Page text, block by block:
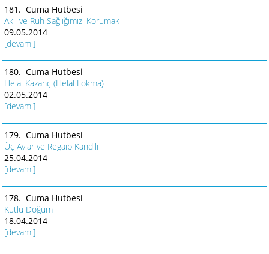
181. Cuma Hutbesi
Akıl ve Ruh Sağlığımızı Korumak
09.05.2014
[devamı]
180. Cuma Hutbesi
Helal Kazanç (Helal Lokma)
02.05.2014
[devamı]
179. Cuma Hutbesi
Üç Aylar ve Regaib Kandili
25.04.2014
[devamı]
178. Cuma Hutbesi
Kutlu Doğum
18.04.2014
[devamı]